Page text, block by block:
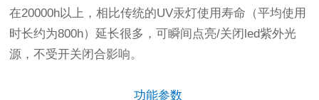
在20000h以上，相比传统的UV汞灯使用寿命（平均使用
时长约为800h）延长很多，可瞬间点亮/关闭led紫外光
源，不受开关闭合影响。
功能参数